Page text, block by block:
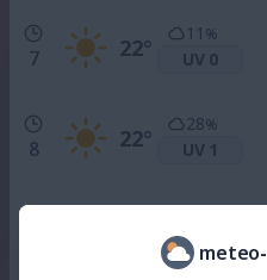
7 22°
11 %
UV 0
8 22°
28%
UV 1
UV 3meteo-